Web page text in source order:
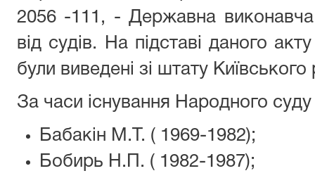
2056 -111, - Державна
від судів. На підставі даного
були виведені зі штату
За часи існування Народного
Бабакін М.Т. ( 1969-1982);
Бобирь Н.П. ( 1982-1987);